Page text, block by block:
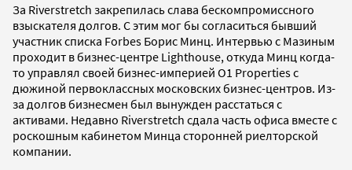
За Riverstretch закрепилась слава бескомпромиссного
взыскателя долгов. С этим мог бы согласиться бывший
участник списка Forbes Борис Минц. Интервью с Мазиным
проходит в бизнес-центре Lighthouse, откуда Минц когда-
то управлял своей бизнес-империей O1 Properties с
дюжиной первоклассных московских бизнес-центров. Из-
за долгов бизнесмен был вынужден расстаться с
активами. Недавно Riverstretch сдала часть офиса вместе с
роскошным кабинетом Минца сторонней риелторской
компании.